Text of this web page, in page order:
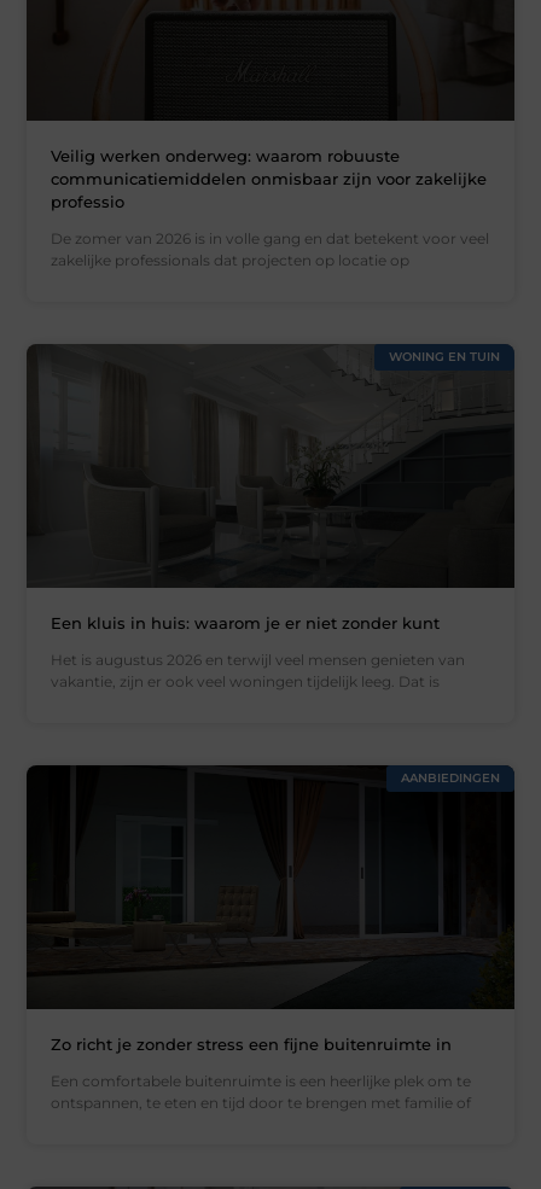
Veilig werken onderweg: waarom robuuste
communicatiemiddelen onmisbaar zijn voor zakelijke
professio
De zomer van 2026 is in volle gang en dat betekent voor veel
zakelijke professionals dat projecten op locatie op
WONING EN TUIN
Een kluis in huis: waarom je er niet zonder kunt
Het is augustus 2026 en terwijl veel mensen genieten van
vakantie, zijn er ook veel woningen tijdelijk leeg. Dat is
AANBIEDINGEN
Zo richt je zonder stress een fijne buitenruimte in
Een comfortabele buitenruimte is een heerlijke plek om te
ontspannen, te eten en tijd door te brengen met familie of